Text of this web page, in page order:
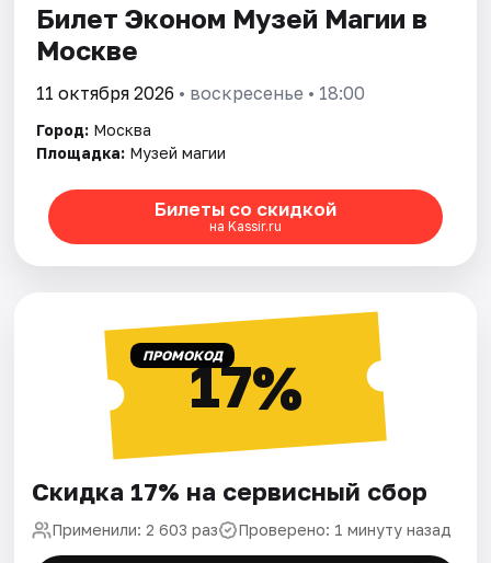
Билет Эконом Музей Магии в
Москве
11 октября 2026 • воскресенье • 18:00
Город: Москва
Площадка: Музей магии
Билеты со скидкой
на Kassir.ru
ПРОМОКОД17%
Скидка 17% на сервисный сбор
Применили: 2 603 раз Проверено: 1 минуту назад